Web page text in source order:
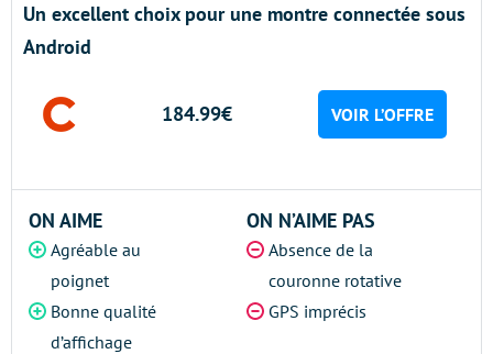
Un excellent choix pour une montre connectée sous
Android
184.99€ VOIR L’OFFRE
ON AIME
Agréable au
poignet
Bonne qualité
d’affichage
ON N’AIME PAS
Absence de la
couronne rotative
GPS imprécis